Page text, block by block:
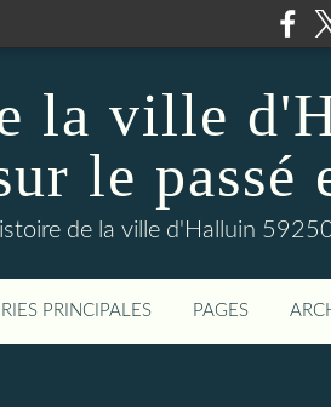
la ville
le passé
de la ville d'Halluin
PRINCIPALES PAGES